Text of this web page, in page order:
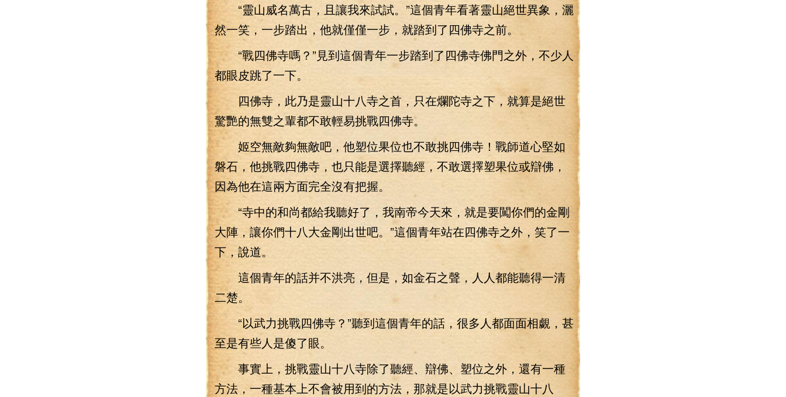
“靈山威名萬古，且讓我來試試。”這個青年看著靈山絕世異象，灑
然一笑，一步踏出，他就僅僅一步，就踏到了四佛寺之前。
“戰四佛寺嗎？”見到這個青年一步踏到了四佛寺佛門之外，不少人
都眼皮跳了一下。
四佛寺，此乃是靈山十八寺之首，只在爛陀寺之下，就算是絕世
驚艷的無雙之輩都不敢輕易挑戰四佛寺。
姬空無敵夠無敵吧，他塑位果位也不敢挑四佛寺！戰師道心堅如
磐石，他挑戰四佛寺，也只能是選擇聽經，不敢選擇塑果位或辯佛，
因為他在這兩方面完全沒有把握。
“寺中的和尚都給我聽好了，我南帝今天來，就是要闖你們的金剛
大陣，讓你們十八大金剛出世吧。”這個青年站在四佛寺之外，笑了一
下，說道。
這個青年的話并不洪亮，但是，如金石之聲，人人都能聽得一清
二楚。
“以武力挑戰四佛寺？”聽到這個青年的話，很多人都面面相覷，甚
至是有些人是傻了眼。
事實上，挑戰靈山十八寺除了聽經、辯佛、塑位之外，還有一種
方法，一種基本上不會被用到的方法，那就是以武力挑戰靈山十八